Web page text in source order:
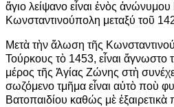
ἅγιο λείψανο εἶναι ἑνὸς
Κωνσταντινούπολη μεταξύ τοῦ
Μετὰ τὴν ἅλωση τῆς
Τούρκους τὸ 1453, εἶναι ἄγνωστο
μέρος τῆς Ἁγίας Ζώνης στὴ
σωζόμενο τμῆμα εἶναι αὐτὸ ποὺ
Βατοπαιδίου καθώς μὲ